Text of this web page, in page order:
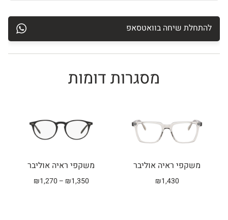
להתחלת שיחה בוואטסאפ
מסגרות דומות
משקפי ראיה אוליבר
₪1,270 – ₪1,350
משקפי ראיה אוליבר
₪1,430